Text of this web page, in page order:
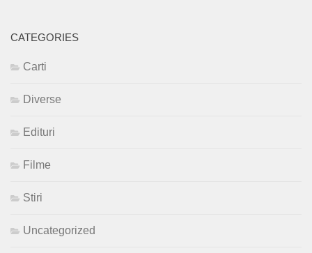
CATEGORIES
Carti
Diverse
Edituri
Filme
Stiri
Uncategorized